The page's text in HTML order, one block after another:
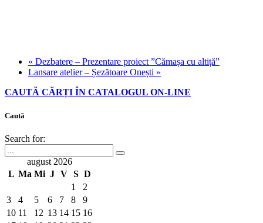
« Dezbatere – Prezentare proiect ”Cămașa cu altiță”
Lansare atelier – Șezătoare Onești »
CAUTĂ CĂRȚI ÎN CATALOGUL ON-LINE
Caută
Search for:
august 2026
L Ma Mi J V S D
1
2
3
4 5 6 7 8
9
10 11 12 13 14 15 16